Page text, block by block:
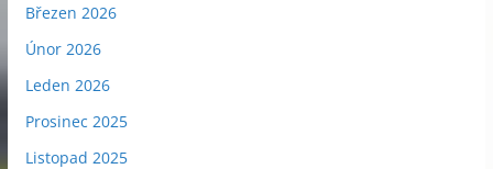
Březen 2026
Únor 2026
Leden 2026
Prosinec 2025
Listopad 2025